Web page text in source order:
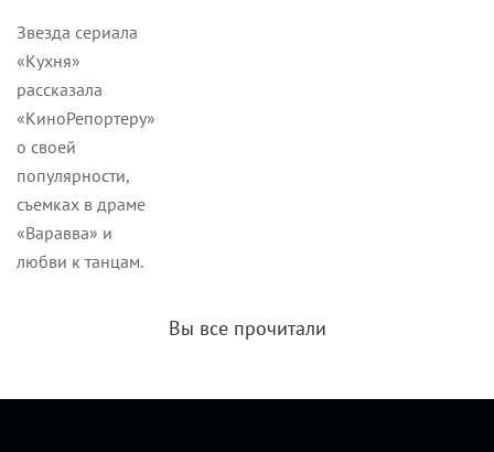
Звезда сериала
«Кухня»
рассказала
«КиноРепортеру»
о своей
популярности,
съемках в драме
«Варавва» и
любви к танцам.
Вы все прочитали